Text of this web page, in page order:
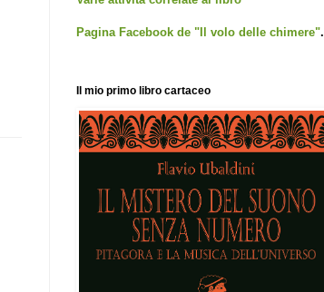
Pagina Facebook de "Il volo delle chimere".
Il mio primo libro cartaceo